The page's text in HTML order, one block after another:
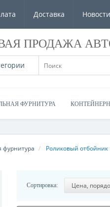
Доставка Новости
ПРОДАЖА
ФУРНИТУРА
фурнитура Роликовый отбойник
Сортировка: